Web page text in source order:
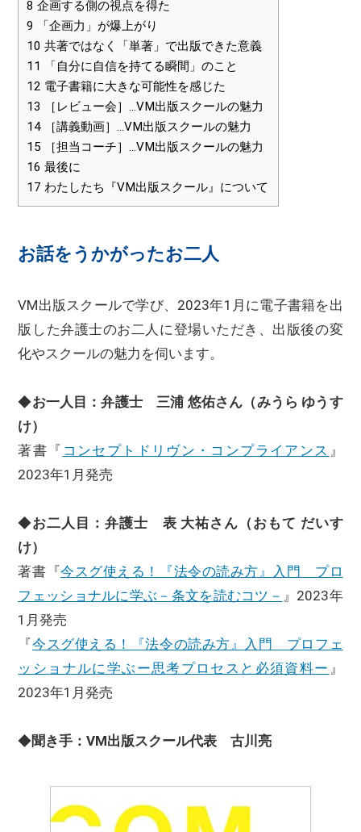
8 企画する側の視点を得た
9
「企画力」が爆上がり
10 共著ではなく「単著」で出版できた意義
11
「自分に自信を持てる瞬間」のこと
12 電子書籍に大きな可能性を感じた
13
［レビュー会］…VM出版スクールの魅力
14 ［講義動画］…VM出版スクールの魅力
15 ［担当コーチ］…VM出版スクールの魅力
16 最後に
17 わたしたち『VM出版スクール』について
お話をうかがったお二人
VM出版スクールで学び、2023年1月に電子書籍を出
版した弁護士のお二人に登場いただき、出版後の変
化やスクールの魅力を伺います。
◆お一人目：弁護士 三浦 悠佑さん（みうら ゆうす
け）
著書『 コンセプトドリヴン・コンプライアンス 』
2023年1月発売
◆お二人目：弁護士 表 大祐さん（おもて だいす
け）
著書『今スグ使える！『法令の読み方』入門 プロ
フェッショナルに学ぶ－条文を読むコツ－ 』2023年
1月発売
『今スグ使える！『法令の読み方』入門 プロフェ
ッショナルに学ぶー思考プロセスと必須資料ー 』
2023年1月発売
◆聞き手：VM出版スクール代表 古川亮